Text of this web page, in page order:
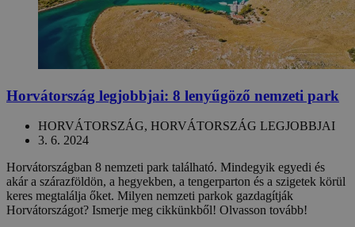
Horvátország legjobbjai: 8 lenyűgöző nemzeti park
HORVÁTORSZÁG, HORVÁTORSZÁG LEGJOBBJAI
3. 6. 2024
Horvátországban 8 nemzeti park található. Mindegyik egyedi és
akár a szárazföldön, a hegyekben, a tengerparton és a szigetek körül
keres megtalálja őket. Milyen nemzeti parkok gazdagítják
Horvátországot? Ismerje meg cikkünkből! Olvasson tovább!